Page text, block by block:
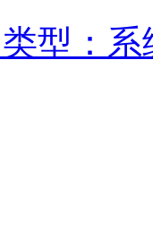
类型：系